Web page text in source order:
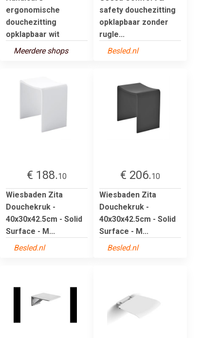
ergonomische
douchezitting
opklapbaar wit
Meerdere shops
safety douchezitting
opklapbaar zonder
rugle...
Besled.nl
€ 188.10
Wiesbaden Zita
Douchekruk -
40x30x42.5cm - Solid
Surface - M...
Besled.nl
€ 206.10
Wiesbaden Zita
Douchekruk -
40x30x42.5cm - Solid
Surface - M...
Besled.nl